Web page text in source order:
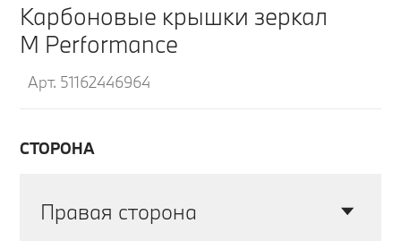
Карбоновые крышки зеркал
M Performance
Арт. 51162446964
СТОРОНА
Правая сторона